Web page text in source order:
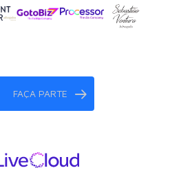
FAÇA PARTE